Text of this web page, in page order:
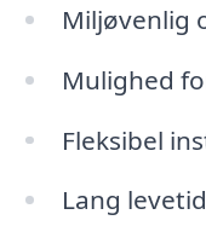
Miljøvenlig
Mulighed
Fleksibel
Lang